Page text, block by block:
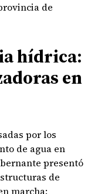
de
hídrica:
en
por los
de agua en
presentó
de
marcha: